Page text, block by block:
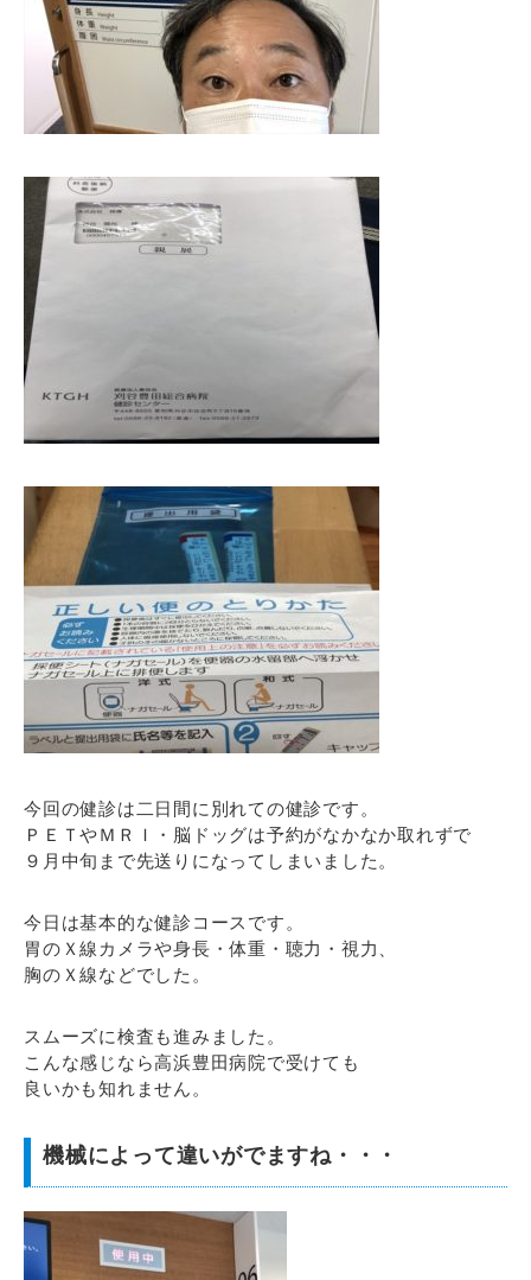
今回の健診は二日間に別れての健診です。
ＰＥＴやＭＲＩ・脳ドッグは予約がなかなか取れずで
９月中旬まで先送りになってしまいました。
今日は基本的な健診コースです。
胃のＸ線カメラや身長・体重・聴力・視力、
胸のＸ線などでした。
スムーズに検査も進みました。
こんな感じなら高浜豊田病院で受けても
良いかも知れません。
機械によって違いがでますね・・・